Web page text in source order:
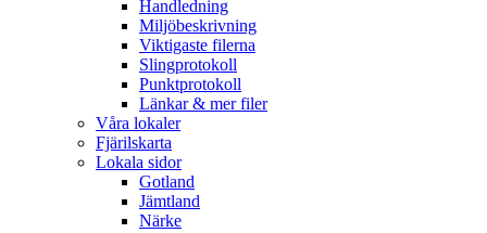
Handledning
Miljöbeskrivning
Viktigaste filerna
Slingprotokoll
Punktprotokoll
Länkar & mer filer
Våra lokaler
Fjärilskarta
Lokala sidor
Gotland
Jämtland
Närke